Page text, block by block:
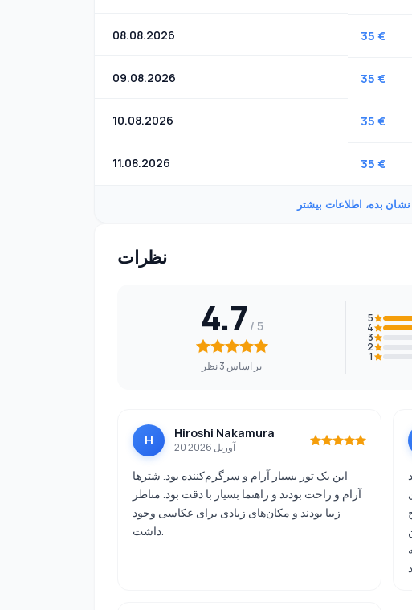
08.08.2026 35 €
09.08.2026 35 €
10.08.2026 35 €
11.08.2026 35 €
نشان بده، اطلاعات بیشتر
نظرات
4.7
بر اساس 3 نظر
5
4
3
2
1
H Hiroshi Nakamura
20 آوریل 2026
این یک تور بسیار آرام و سرگرم‌کننده بود. شترها
آرام و راحت بودند و راهنما بسیار با دقت بود. مناظر
زیبا بودند و مکان‌های زیادی برای عکاسی وجود
داشت.